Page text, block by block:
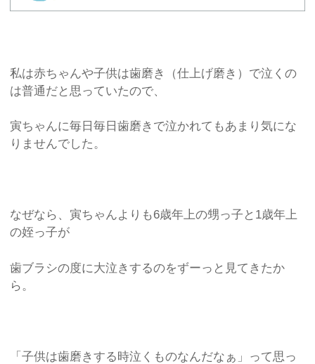
私は赤ちゃんや子供は歯磨き（仕上げ磨き）で泣くの
は普通だと思っていたので、
寅ちゃんに毎日毎日歯磨きで泣かれてもあまり気にな
りませんでした。
なぜなら、寅ちゃんよりも6歳年上の甥っ子と1歳年上
の姪っ子が
歯ブラシの度に大泣きするのをずーっと見てきたか
ら。
「子供は歯磨きする時泣くものなんだなぁ」って思っ